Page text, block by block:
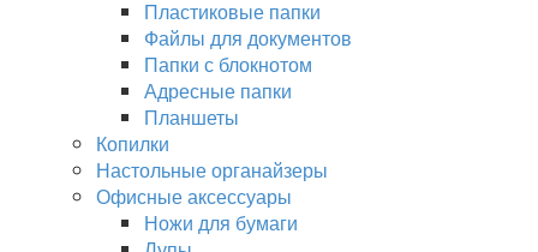
Пластиковые папки
Файлы для документов
Папки с блокнотом
Адресные папки
Планшеты
Копилки
Настольные органайзеры
Офисные аксессуары
Ножи для бумаги